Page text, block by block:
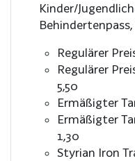
Kinder/
Regulärer
Regulärer
5,50
Ermäßigter
Ermäßigter
1,30
Styrian Iron